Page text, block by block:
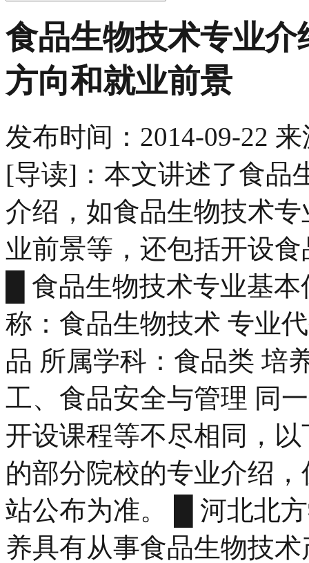
食品生物技术专业
方向和就业前景
发布时间： 2014-09-22 来
[导读]：本文讲述了食品
介绍，如食品生物技术
业前景等，还包括开设
█ 食品生物技术专业基
称：食品生物技术 专业
品 所属学科：食品类 培
工、食品安全与管理 同
开设课程等不尽相同，
的部分院校的专业介绍
站公布为准。 █ 河北北
养具有从事食品生物技